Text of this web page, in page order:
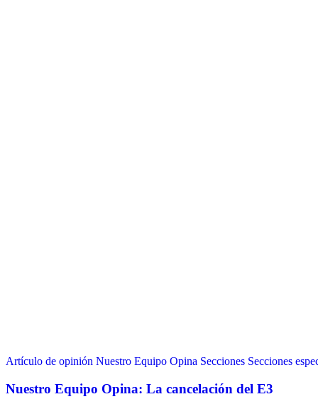
Artículo de opinión Nuestro Equipo Opina Secciones Secciones
Nuestro Equipo Opina: La cancelación del E3